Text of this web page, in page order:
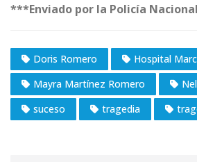
***Enviado por la Policía
Doris Romero Hospital
Mayra Martínez Romero
suceso
tragedia